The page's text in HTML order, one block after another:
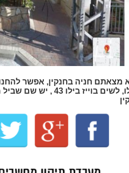
מצאתם חניה בחנקין, אפשר
ברחוב בילו, לשים בוייז